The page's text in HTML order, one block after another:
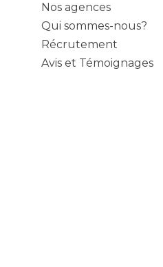
Nos agences
Qui sommes-nous?
Récrutement
Avis et Témoignages